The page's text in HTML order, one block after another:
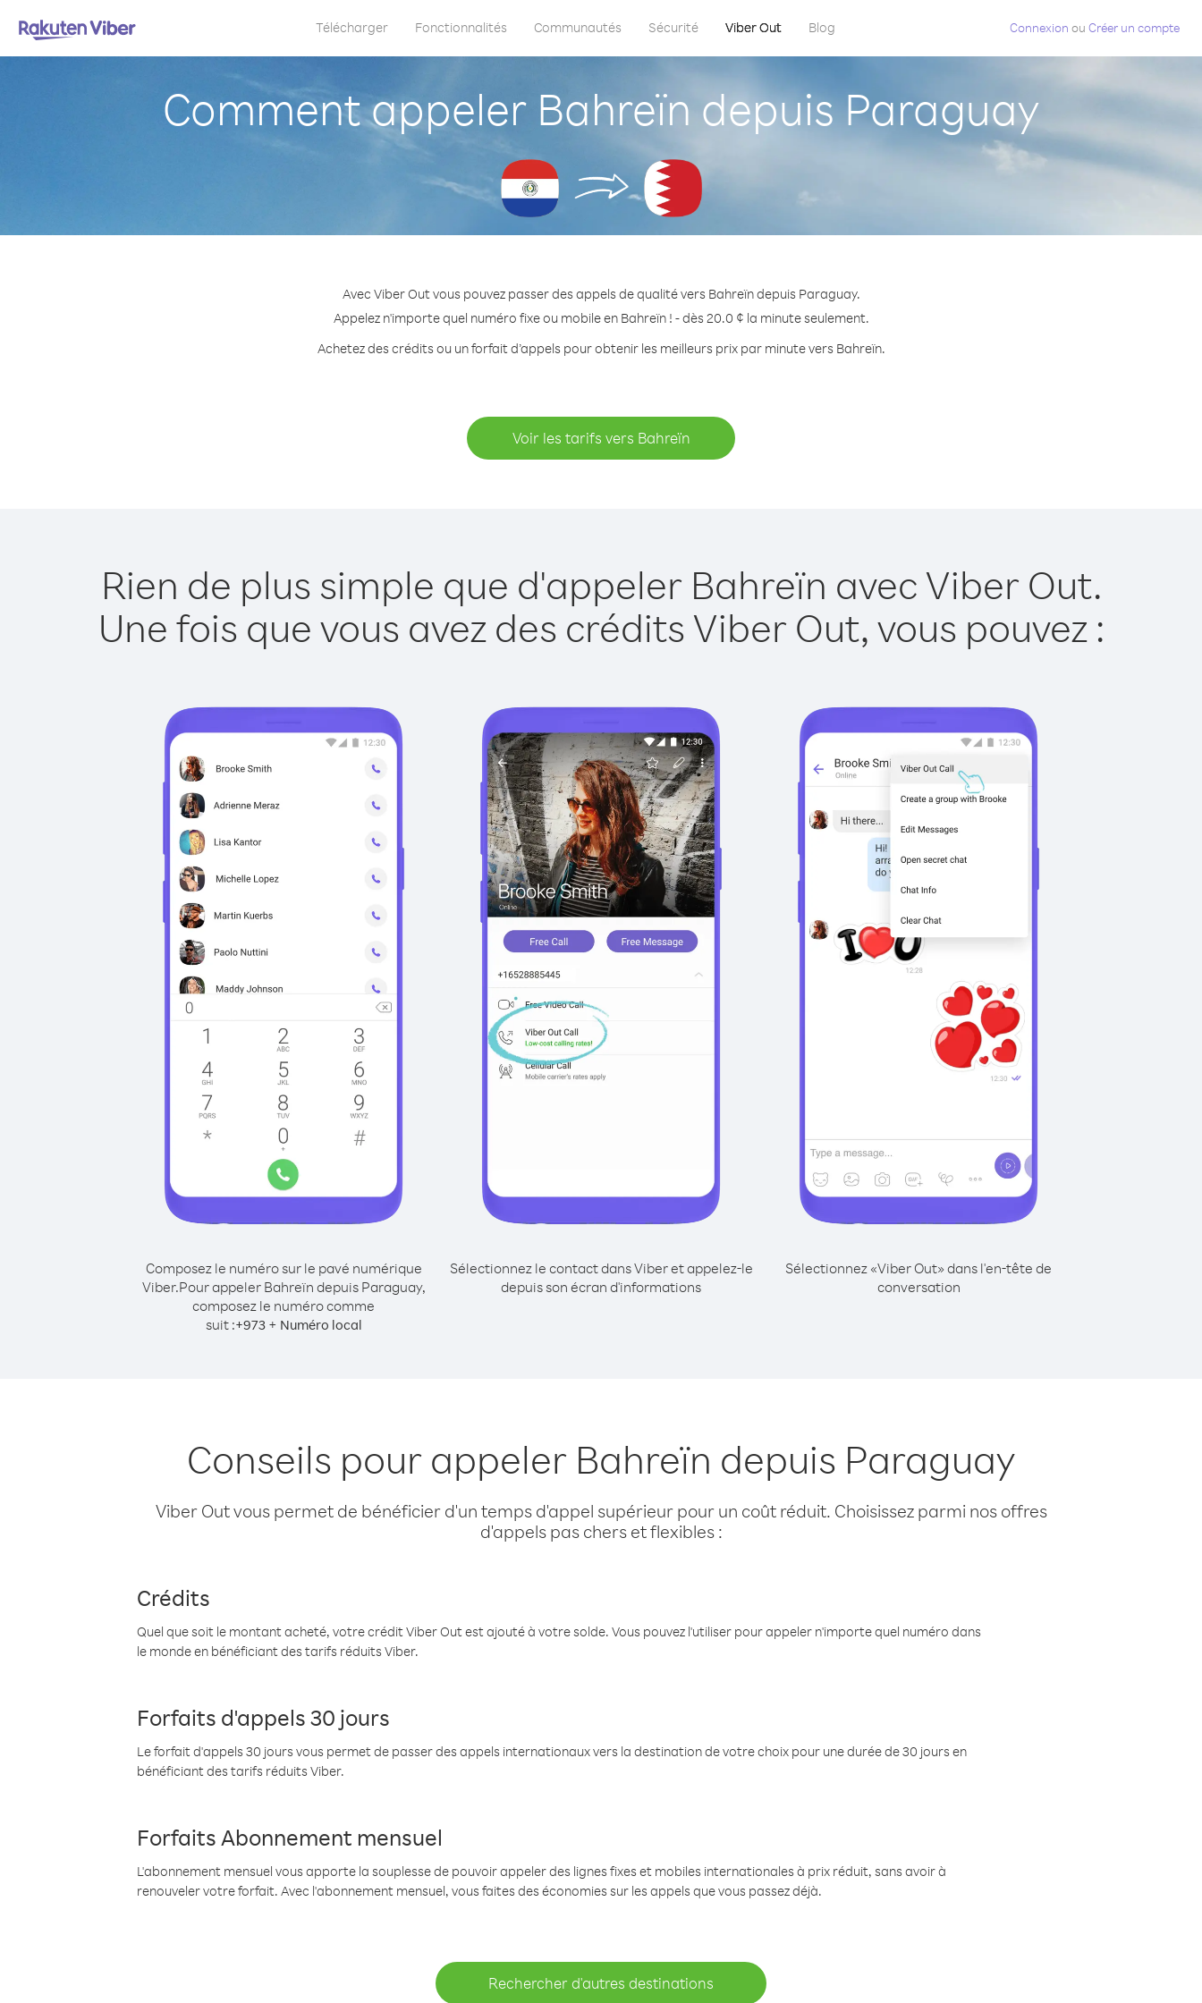
Télécharger Fonctionnalités Communautés Sécurité Viber Out Blog Connexion ou Créer un compte
Comment appeler Bahreïn depuis Paraguay
Avec Viber Out vous pouvez passer des appels de qualité vers Bahreïn depuis Paraguay.
Appelez n'importe quel numéro fixe ou mobile en Bahreïn ! - dès 20.0 ¢ la minute seulement.
Achetez des crédits ou un forfait d’appels pour obtenir les meilleurs prix par minute vers Bahreïn.
Voir les tarifs vers Bahreïn
Rien de plus simple que d'appeler Bahreïn avec Viber Out.
Une fois que vous avez des crédits Viber Out, vous pouvez :
Composez le numéro sur le pavé numérique
Viber.Pour appeler Bahreïn depuis Paraguay,
composez le numéro comme
suit :+973+ Numéro local
Sélectionnez le contact dans Viber et appelez-le
depuis son écran d'informations
Sélectionnez «Viber Out» dans l'en-tête de
conversation
Conseils pour appeler Bahreïn depuis Paraguay
Viber Out vous permet de bénéficier d'un temps d'appel supérieur pour un coût réduit. Choisissez parmi nos offres
d'appels pas chers et flexibles :
Crédits
Quel que soit le montant acheté, votre crédit Viber Out est ajouté à votre solde. Vous pouvez l'utiliser pour appeler n'importe quel numéro dans
le monde en bénéficiant des tarifs réduits Viber.
Forfaits d'appels 30 jours
Le forfait d'appels 30 jours vous permet de passer des appels internationaux vers la destination de votre choix pour une durée de 30 jours en
bénéficiant des tarifs réduits Viber.
Forfaits Abonnement mensuel
L'abonnement mensuel vous apporte la souplesse de pouvoir appeler des lignes fixes et mobiles internationales à prix réduit, sans avoir à
renouveler votre forfait. Avec l'abonnement mensuel, vous faites des économies sur les appels que vous passez déjà.
Rechercher d'autres destinations